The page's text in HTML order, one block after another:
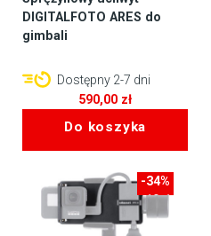
DIGITALFOTO ARES do
gimbali
Dostępny 2-7 dni
590,00 zł
Do koszyka
-34%
-10zł